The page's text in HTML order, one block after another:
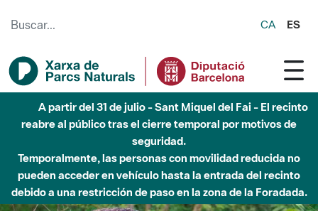
CA ES
Hasta diciembre de 2026 - Parque Fluvial Besós -
Afectaciones en el cauce del Parque Fluvial del Besòs debido
a obras de construcción de una pasarela sobre el río
Peste porcina africana
La Xarxa de Parcs Naturals